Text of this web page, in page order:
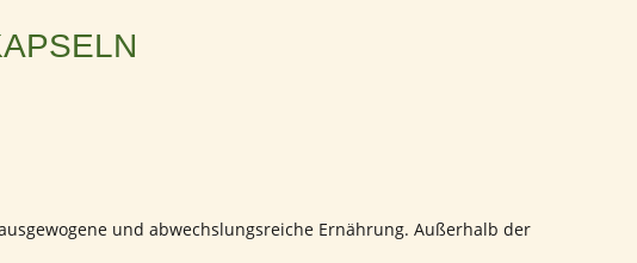
und abwechslungsreiche Ernährung. Außerhalb der